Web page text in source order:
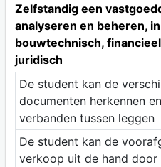
Zelfstandig een
analyseren en beheren,
bouwtechnisch,
juridisch
De student kan de
documenten herkennen
verbanden tussen leggen
De student kan de
verkoop uit de hand